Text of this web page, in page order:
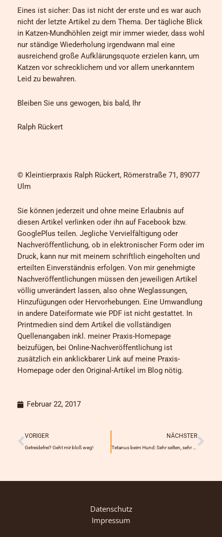
Eines ist sicher: Das ist nicht der erste und es war auch
nicht der letzte Artikel zu dem Thema. Der tägliche Blick
in Katzen-Mundhöhlen zeigt mir immer wieder, dass wohl
nur ständige Wiederholung irgendwann mal eine
ausreichend große Aufklärungsquote erzielen kann, um
Katzen vor schrecklichem und vor allem unerkanntem
Leid zu bewahren.
Bleiben Sie uns gewogen, bis bald, Ihr
Ralph Rückert
© Kleintierpraxis Ralph Rückert, Römerstraße 71, 89077
Ulm
Sie können jederzeit und ohne meine Erlaubnis auf
diesen Artikel verlinken oder ihn auf Facebook bzw.
GooglePlus teilen. Jegliche Vervielfältigung oder
Nachveröffentlichung, ob in elektronischer Form oder im
Druck, kann nur mit meinem schriftlich eingeholten und
erteilten Einverständnis erfolgen. Von mir genehmigte
Nachveröffentlichungen müssen den jeweiligen Artikel
völlig unverändert lassen, also ohne Weglassungen,
Hinzufügungen oder Hervorhebungen. Eine Umwandlung
in andere Dateiformate wie PDF ist nicht gestattet. In
Printmedien sind dem Artikel die vollständigen
Quellenangaben inkl. meiner Praxis-Homepage
beizufügen, bei Online-Nachveröffentlichung ist
zusätzlich ein anklickbarer Link auf meine Praxis-
Homepage oder den Original-Artikel im Blog nötig.
Februar 22, 2017
VORIGER
Getreidefrei? Geht mir bloß weg!
NÄCHSTER
Datenschutz
Impressum